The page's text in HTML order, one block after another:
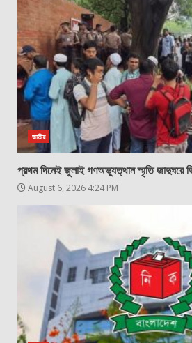
জাতীয়
প্রথম দিনেই জুলাই গণঅভ্যুত্থান স্মৃতি জাদুঘরে
August 6, 2026 4:24 PM